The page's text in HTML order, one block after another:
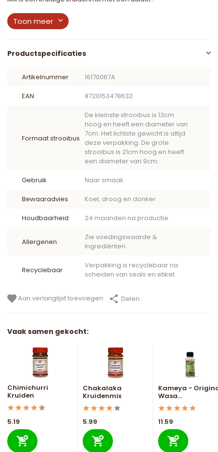
Toon meer
Productspecificaties
Artikelnummer 16170067A
EAN 8720153478632
Formaat strooibus
De kleinste strooibus is 13cm
hoog en heeft een diameter van
7cm. Het lichtste gewicht is altijd
deze verpakking. De grote
strooibus is 21cm hoog en heeft
een diameter van 9cm.
Gebruik Naar smaak
Bewaaradvies Koel, droog en donker
Houdbaarheid 24 maanden na productie
Allergenen
Zie voedingswaarde &
Ingrediënten
Recyclebaar
Verpakking is recyclebaar na
scheiden van seals en etiket.
Aan verlanglijst toevoegen Delen
Vaak samen gekocht:
Chimichurri
Kruiden
5.19
Chakalaka
Kruidenmix
5.99
Kameya -
Wasa...
11.59